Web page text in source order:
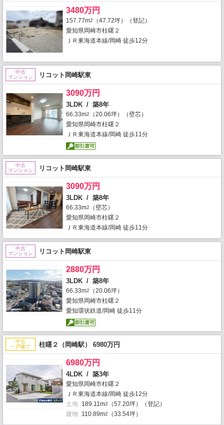
3480万円
157.77m2
（47.72坪）（登記）
愛知県岡崎市柱曙２
ＪＲ東海道本線/岡崎 徒歩12分
中古
マンション
リコット岡崎駅東
3090万円
3LDK / 築8年
66.33m2
（20.06坪）（壁芯）
愛知県岡崎市柱曙２
ＪＲ東海道本線/岡崎 徒歩11分
中古
マンション
リコット岡崎駅東
3090万円
3LDK / 築8年
66.33m2
（壁芯）
愛知県岡崎市柱曙２
ＪＲ東海道本線/岡崎 徒歩11分
中古
マンション
リコット岡崎駅東
2880万円
3LDK / 築8年
66.33m2
（20.06坪）
愛知県岡崎市柱曙２
愛知環状鉄道/岡崎 徒歩11分
中古
一戸建て
柱曙２（岡崎駅） 6980万円
6980万円
4LDK / 築3年
愛知県岡崎市柱曙２
ＪＲ東海道本線/岡崎 徒歩12分
土地 189.11m2
（57.20坪）（登記）
建物
110.89m2 （33.54坪）